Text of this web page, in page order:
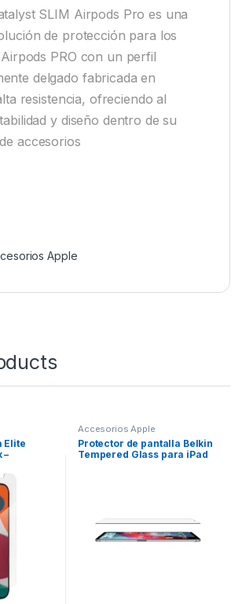
SLIM Airpods Pro es una
de protección para los
PRO con un perfil
delgado fabricada en
resistencia, ofreciendo al
y diseño dentro de su
accesorios
Apple
Elite
–
Accesorios Apple
Protector de pantalla Belkin
Tempered Glass para iPad